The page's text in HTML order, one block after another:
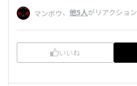
マンボウ、 他5人がリアクション
いいね